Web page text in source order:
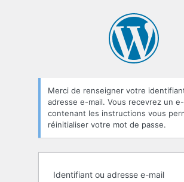
oublié
Merci de renseigner votre
adresse e-mail. Vous recevrez un
contenant les instructions vous
réinitialiser votre mot de passe.
Identifiant ou adresse e-mail